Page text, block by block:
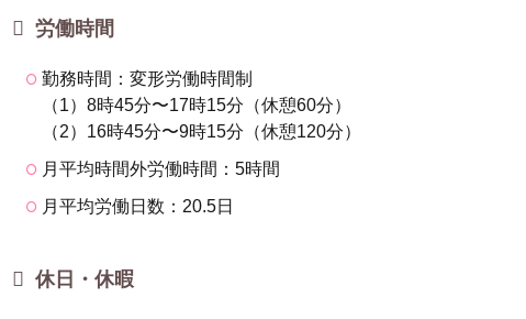
労働時間
勤務時間：変形労働時間制
（1）8時45分〜17時15分（休憩60分）
（2）16時45分〜9時15分（休憩120分）
月平均時間外労働時間：5時間
月平均労働日数：20.5日
休日・休暇